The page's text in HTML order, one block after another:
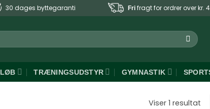
30 dages byttegaranti Fri fragt for ordrer over kr.
LØB TRÆNINGSUDSTYR GYMNASTIK
Viser 1 resultat